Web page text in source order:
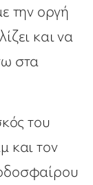
την οργή
και να
στα
του
και τον